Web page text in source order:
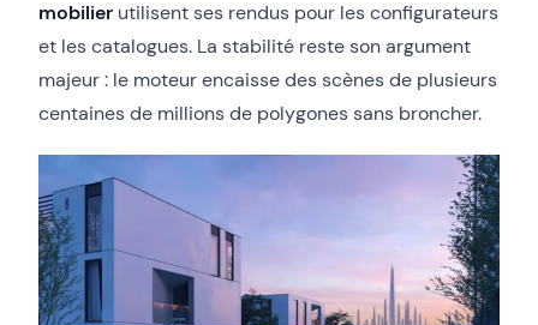
mobilier utilisent ses rendus pour les configurateurs
et les catalogues. La stabilité reste son argument
majeur : le moteur encaisse des scènes de plusieurs
centaines de millions de polygones sans broncher.